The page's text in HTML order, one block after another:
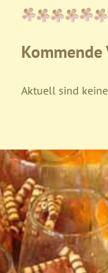
Aktuell sind